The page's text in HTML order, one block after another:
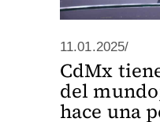
11.01.2025/
CdMx
del
hace una